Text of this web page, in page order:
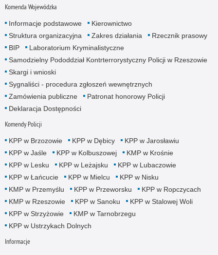
Komenda Wojewódzka
Informacje podstawowe
Kierownictwo
Struktura organizacyjna
Zakres działania
Rzecznik prasowy
BIP
Laboratorium Kryminalistyczne
Samodzielny Pododdział Kontrterrorystyczny Policji w Rzeszowie
Skargi i wnioski
Sygnaliści - procedura zgłoszeń wewnętrznych
Zamówienia publiczne
Patronat honorowy Policji
Deklaracja Dostępności
Komendy Policji
KPP w Brzozowie KPP w Dębicy
KPP w Jarosławiu
KPP w Jaśle
KPP w Kolbuszowej
KMP w Krośnie
KPP w Lesku
KPP w Leżajsku
KPP w Lubaczowie
KPP w Łańcucie
KPP w Mielcu
KPP w Nisku
KMP w Przemyślu
KPP w Przeworsku
KPP w Ropczycach
KMP w Rzeszowie
KPP w Sanoku
KPP w Stalowej Woli
KPP w Strzyżowie
KMP w Tarnobrzegu
KPP w Ustrzykach Dolnych
Informacje